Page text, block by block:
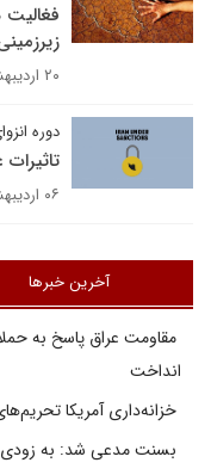
۲۰ اردیبهشت ۱۴۰۰
دوره
۰۶ اردیبهشت ۱۴۰۰
آخرین خبرها
مقاومت عراق پاسخ به
انداخت
خزانه‌داری آمریکا
بسنت مدعی شد: به زودی